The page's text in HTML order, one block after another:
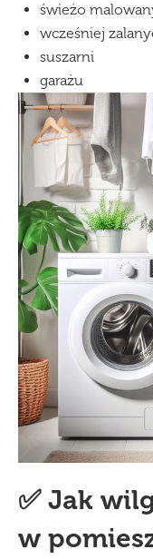
świeżo
wcześniej
suszarni
garażu
✅ Jak
w